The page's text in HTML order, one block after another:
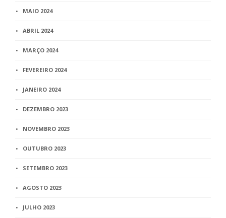
MAIO 2024
ABRIL 2024
MARÇO 2024
FEVEREIRO 2024
JANEIRO 2024
DEZEMBRO 2023
NOVEMBRO 2023
OUTUBRO 2023
SETEMBRO 2023
AGOSTO 2023
JULHO 2023